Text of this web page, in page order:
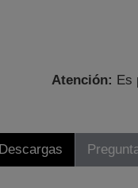
Atención: Es
Descargas